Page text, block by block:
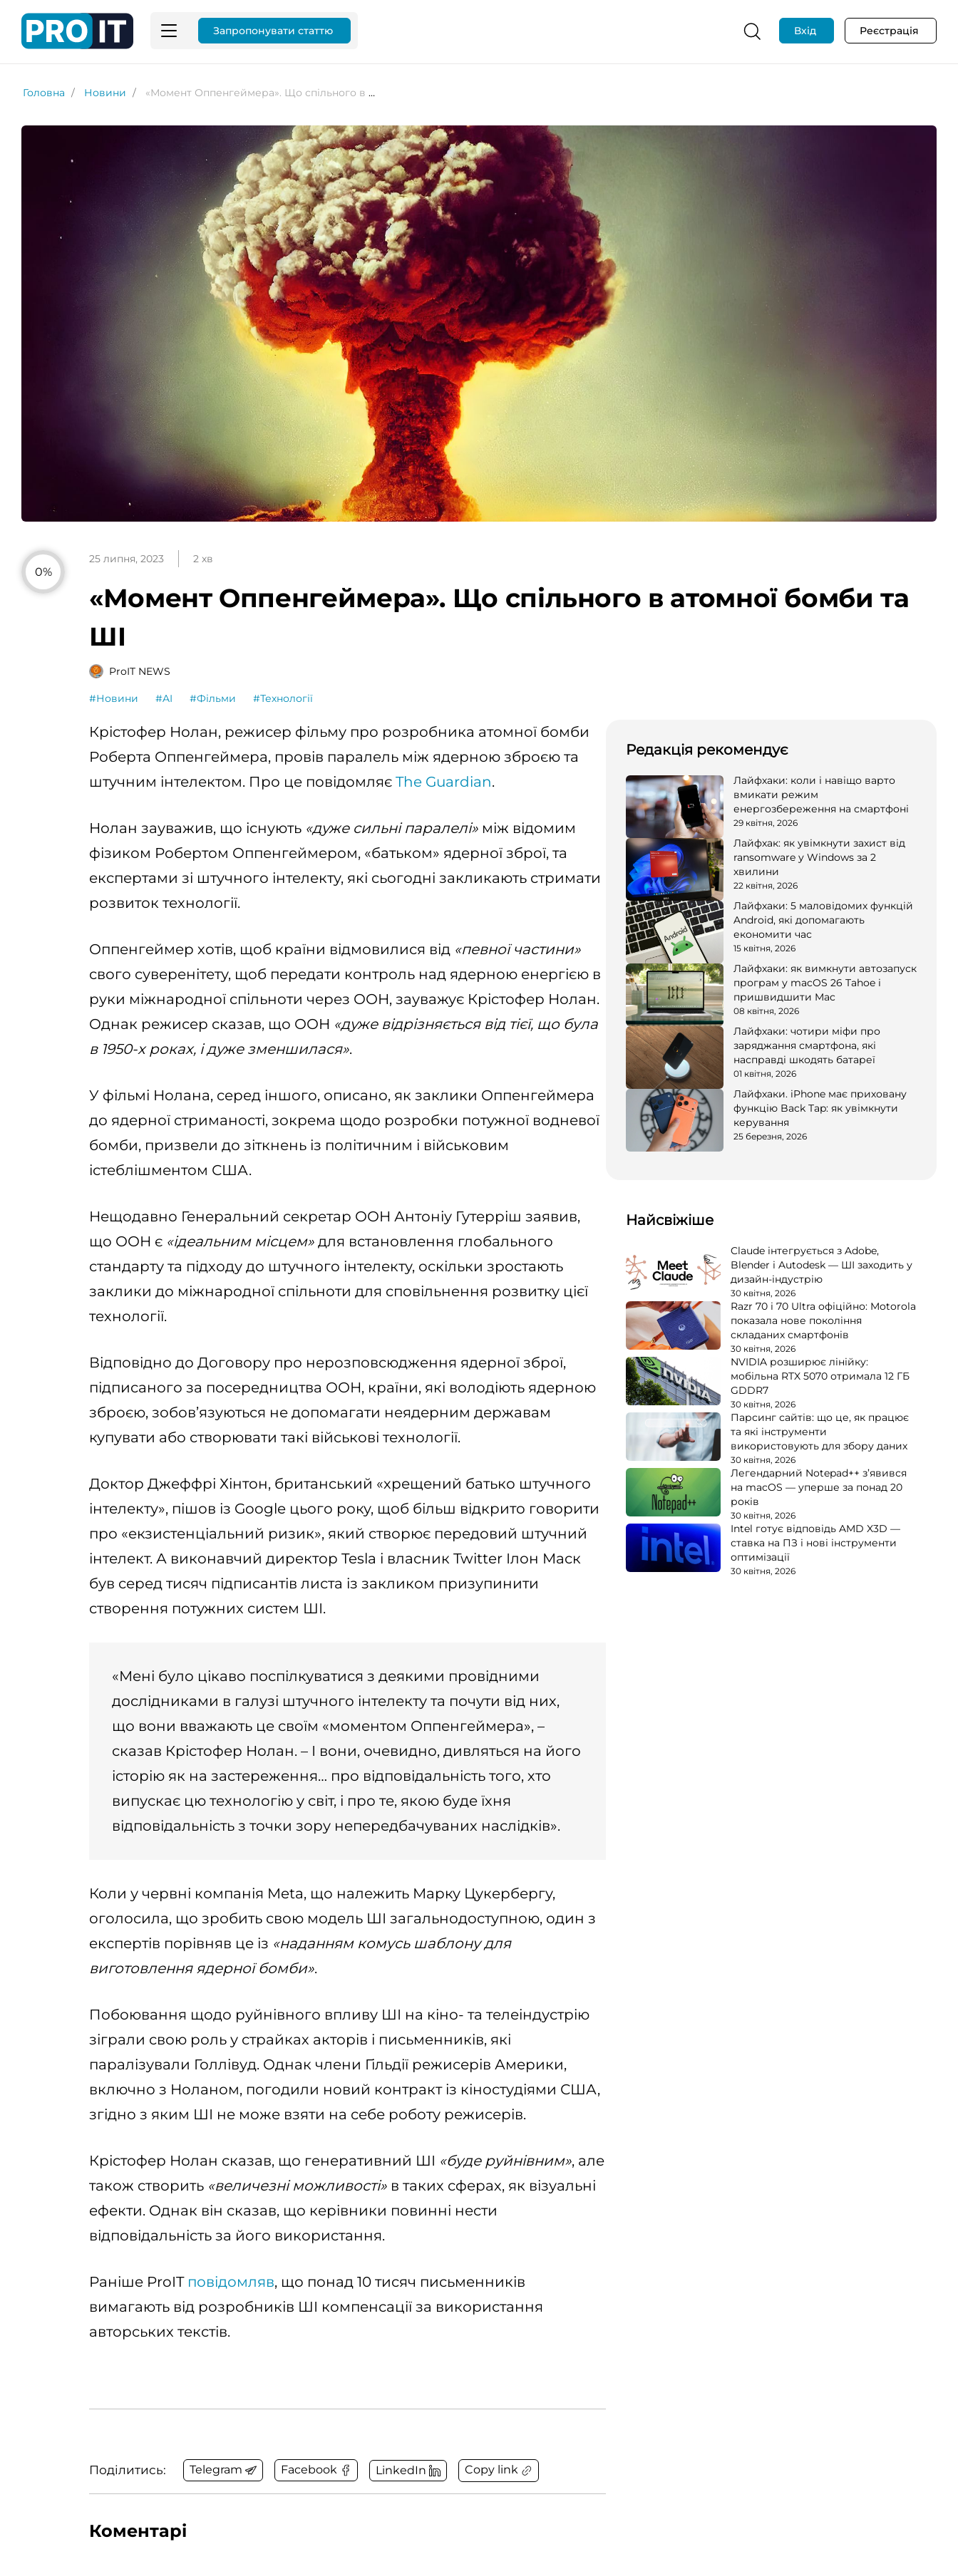
Запропонувати статтю Вхід Реєстрація
Головна Новини «Момент Оппенгеймера». Що спільного в атомної бомби та ШІ
0%
25 липня, 2023 2 хв
«Момент Оппенгеймера». Що спільного в атомної бомби та
ШІ
ProIT NEWS
#Новини #AI #Фільми #Технології
Крістофер Нолан, режисер фільму про розробника атомної бомби
Роберта Оппенгеймера, провів паралель між ядерною зброєю та
штучним інтелектом. Про це повідомляє The Guardian.
Нолан зауважив, що існують «дуже сильні паралелі» між відомим
фізиком Робертом Оппенгеймером, «батьком» ядерної зброї, та
експертами зі штучного інтелекту, які сьогодні закликають стримати
розвиток технології.
Оппенгеймер хотів, щоб країни відмовилися від «певної частини»
свого суверенітету, щоб передати контроль над ядерною енергією в
руки міжнародної спільноти через ООН, зауважує Крістофер Нолан.
Однак режисер сказав, що ООН «дуже відрізняється від тієї, що була
в 1950-х роках, і дуже зменшилася».
У фільмі Нолана, серед іншого, описано, як заклики Оппенгеймера
до ядерної стриманості, зокрема щодо розробки потужної водневої
бомби, призвели до зіткнень із політичним і військовим
істеблішментом США.
Нещодавно Генеральний секретар ООН Антоніу Гутерріш заявив,
що ООН є «ідеальним місцем» для встановлення глобального
стандарту та підходу до штучного інтелекту, оскільки зростають
заклики до міжнародної спільноти для сповільнення розвитку цієї
технології.
Відповідно до Договору про нерозповсюдження ядерної зброї,
підписаного за посередництва ООН, країни, які володіють ядерною
зброєю, зобов’язуються не допомагати неядерним державам
купувати або створювати такі військові технології.
Доктор Джеффрі Хінтон, британський «хрещений батько штучного
інтелекту», пішов із Google цього року, щоб більш відкрито говорити
про «екзистенціальний ризик», який створює передовий штучний
інтелект. А виконавчий директор Tesla і власник Twitter Ілон Маск
був серед тисяч підписантів листа із закликом призупинити
створення потужних систем ШІ.
«Мені було цікаво поспілкуватися з деякими провідними
дослідниками в галузі штучного інтелекту та почути від них,
що вони вважають це своїм «моментом Оппенгеймера», –
сказав Крістофер Нолан. – І вони, очевидно, дивляться на його
історію як на застереження… про відповідальність того, хто
випускає цю технологію у світ, і про те, якою буде їхня
відповідальність з точки зору непередбачуваних наслідків».
Коли у червні компанія Meta, що належить Марку Цукербергу,
оголосила, що зробить свою модель ШІ загальнодоступною, один з
експертів порівняв це із «наданням комусь шаблону для
виготовлення ядерної бомби».
Побоювання щодо руйнівного впливу ШІ на кіно- та телеіндустрію
зіграли свою роль у страйках акторів і письменників, які
паралізували Голлівуд. Однак члени Гільдії режисерів Америки,
включно з Ноланом, погодили новий контракт із кіностудіями США,
згідно з яким ШІ не може взяти на себе роботу режисерів.
Крістофер Нолан сказав, що генеративний ШІ «буде руйнівним», але
також створить «величезні можливості» в таких сферах, як візуальні
ефекти. Однак він сказав, що керівники повинні нести
відповідальність за його використання.
Раніше ProIT повідомляв, що понад 10 тисяч письменників
вимагають від розробників ШІ компенсації за використання
авторських текстів.
Поділитись: Telegram Facebook LinkedIn Copy link
Коментарі
Редакція рекомендує
Лайфхаки: коли і навіщо варто
вмикати режим
енергозбереження на смартфоні
29 квітня, 2026
Лайфхак: як увімкнути захист від
ransomware у Windows за 2
хвилини
22 квітня, 2026
Лайфхаки: 5 маловідомих функцій
Android, які допомагають
економити час
15 квітня, 2026
Лайфхаки: як вимкнути автозапуск
програм у macOS 26 Tahoe і
пришвидшити Mac
08 квітня, 2026
Лайфхаки: чотири міфи про
заряджання смартфона, які
насправді шкодять батареї
01 квітня, 2026
Лайфхаки. iPhone має приховану
функцію Back Tap: як увімкнути
керування
25 березня, 2026
Найсвіжіше
Claude інтегрується з Adobe,
Blender і Autodesk — ШІ заходить у
дизайн-індустрію
30 квітня, 2026
Razr 70 і 70 Ultra офіційно: Motorola
показала нове покоління
складаних смартфонів
30 квітня, 2026
NVIDIA розширює лінійку:
мобільна RTX 5070 отримала 12 ГБ
GDDR7
30 квітня, 2026
Парсинг сайтів: що це, як працює
та які інструменти
використовують для збору даних
30 квітня, 2026
Легендарний Notepad++ з’явився
на macOS — уперше за понад 20
років
30 квітня, 2026
Intel готує відповідь AMD X3D —
ставка на ПЗ і нові інструменти
оптимізації
30 квітня, 2026